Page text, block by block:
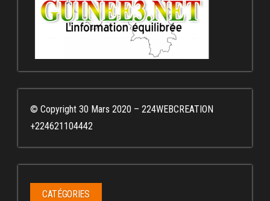
© Copyright 30 Mars 2020 – 224WEBCREATION
+224621104442
CATÉGORIES